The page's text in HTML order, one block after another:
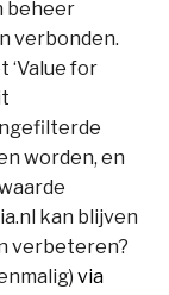
beheer
verbonden.
‘Value for
worden, en
kan blijven
verbeteren?
via